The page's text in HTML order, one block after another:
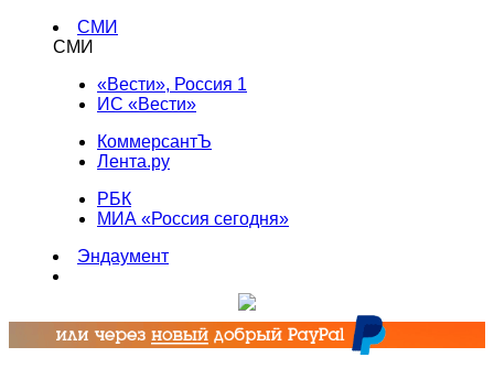
СМИ
СМИ
«Вести», Россия 1
ИС «Вести»
КоммерсантЪ
Лента.ру
РБК
МИА «Россия сегодня»
Эндаумент